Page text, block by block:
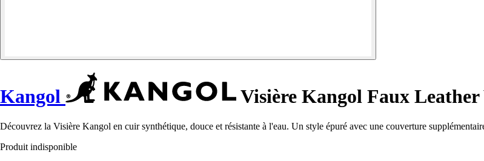
Kangol Visière Kangol Faux
Découvrez la Visière Kangol en cuir synthétique, douce et résistante à l'eau. Un style épuré avec une couverture
Produit indisponible